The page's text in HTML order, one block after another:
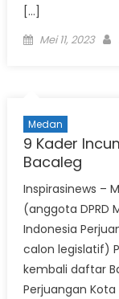
[…]
Posted
Mei 11, 2023
Medan
9 Kader
Bacaleg
Inspirasinews –
(anggota DPRD
Indonesia
calon legislatif)
kembali daftar
Perjuangan